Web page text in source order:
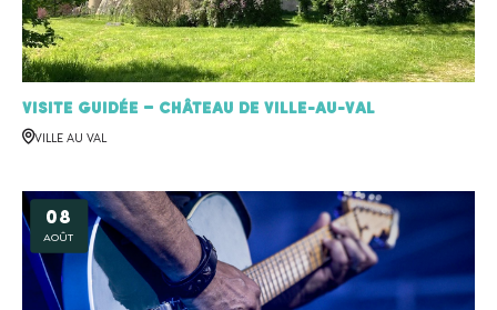
Visite Guidée – Château de Ville-au-Val
VILLE AU VAL
08
AOÛT